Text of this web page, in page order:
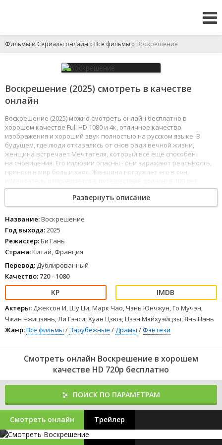
Фильмы и Сериалы онлайн » Все фильмы » Воскрешение
Воскрешение (2025) смотреть в качестве
онлайн
Воскрешение (2025) можно смотреть онлайн бесплатно в
хорошем качестве Full HD 1080 и 4к, отличное качество
изображения и хороший звук полностью на русском языке. В
будущем, где люди отказались от снов ради вечной жизни,
женщина встречает Мечтателя, который всё ещё способен
на сновидения. Его иллюзии опасны - они заражают реальность,
принося в мир боль и хаос. Женщина погружает его в сон,
обнаруживая себя в знаковых моментах XX века в разных телах.
Развернуть описание
Название:Воскрешение
Год выхода:2025
Режиссер:Би Гань
Страна:Китай, Франция
Перевод: Дублированный
Качество: 720 - 1080
Актеры: Джексон И, Шу Ци, Марк Чао, Чэнь Юнчжун, Го Мучэн,
Чжан Чжицзянь, Ли Гэнси, Хуан Цзюэ, Цзэн Мэйхуэйцзы, Янь Нань
Жанр:Все фильмы / Зарубежные /Драмы /Фэнтези
Смотреть онлайн Воскрешение в хорошем
качестве HD 720p бесплатно
ПОИСК ПО ПАРАМЕТРАМ
Смотреть онлайн Трейлер